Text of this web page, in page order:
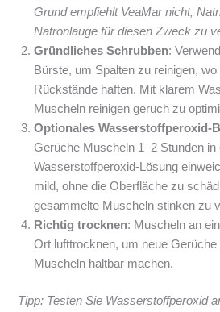
Grund empfiehlt VeaMar nicht,
Natronlauge für diesen Zweck zu
Gründliches Schrubben:
Bürste, um Spalten zu reinigen,
Rückstände haften. Mit klarem
Muscheln reinigen geruch zu
Optionales Wasserstoffperoxid-
Gerüche Muscheln 1–2 Stunden in
Wasserstoffperoxid-Lösung
mild, ohne die Oberfläche zu
gesammelte Muscheln stinken zu
Richtig trocknen: Muscheln an
Ort lufttrocknen, um neue Gerüche
Muscheln haltbar machen.
Tipp: Testen Sie Wasserstoffperoxid